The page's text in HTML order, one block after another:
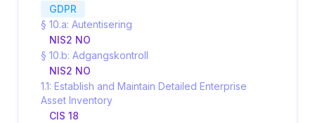
GDPR
§ 10.a: Autentisering
NIS2 NO
§ 10.b: Adgangskontroll
NIS2 NO
1.1: Establish and Maintain Detailed Enterprise
Asset Inventory
CIS 18